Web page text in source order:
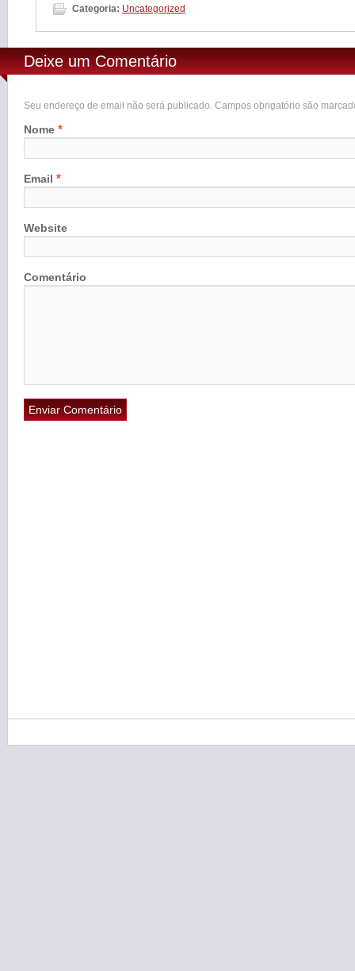
Categoria: Uncategorized
Deixe um Comentário
Seu endereço de email não será publicado. Campos obrigatório são
Nome *
Email *
Website
Comentário